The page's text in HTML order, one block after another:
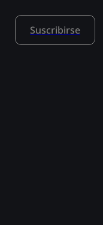
Suscribirse